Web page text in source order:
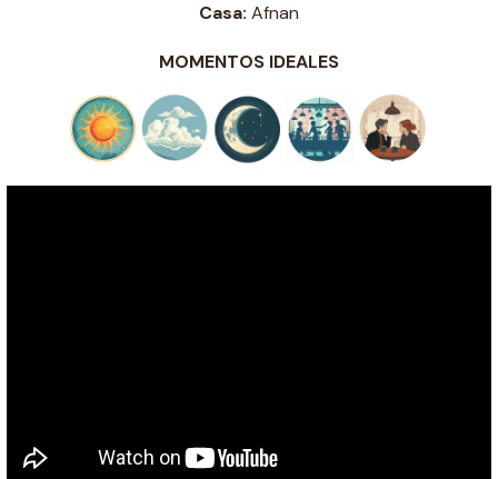
Casa: Afnan
MOMENTOS IDEALES